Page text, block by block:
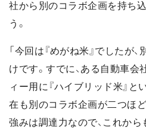
社から別のコラボ企画を持ち
う。
「今回は『めがね米』でしたが
けです。すでに、ある自動車会
ィー用に『ハイブリッド米』と
在も別のコラボ企画が二つほ
強みは調達力なので、これか